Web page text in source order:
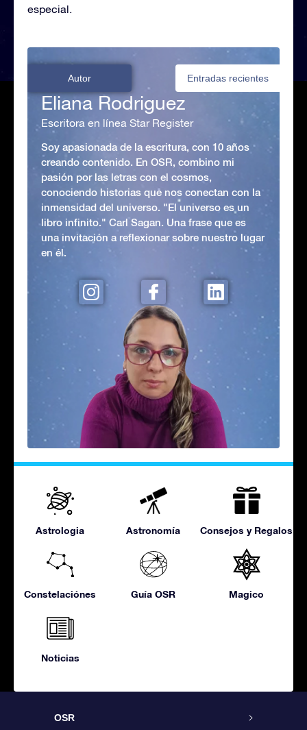
especial.
Autor Entradas recientes
Eliana Rodriguez
Escritora en línea Star Register
Soy apasionada de la escritura, con 10 años
creando contenido. En OSR, combino mi
pasión por las letras con el cosmos,
conociendo historias que nos conectan con la
inmensidad del universo. "El universo es un
libro infinito." Carl Sagan. Una frase que es
una invitación a reflexionar sobre nuestro lugar
en él.
Astrologia Astronomía Consejos y Regalos
Constelaciónes Guía OSR Magico
Noticias
OSR